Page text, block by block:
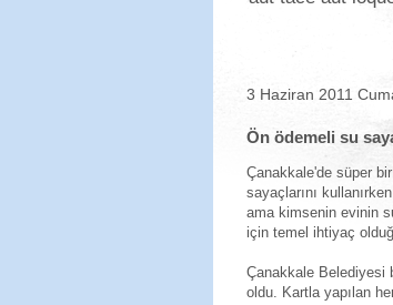
3 Haziran 2011
Ön ödemeli su
Çanakkale'de süper
sayaçlarını
ama kimsenin evinin
için temel ihtiyaç
Çanakkale Belediyesi
oldu. Kartla yapılan